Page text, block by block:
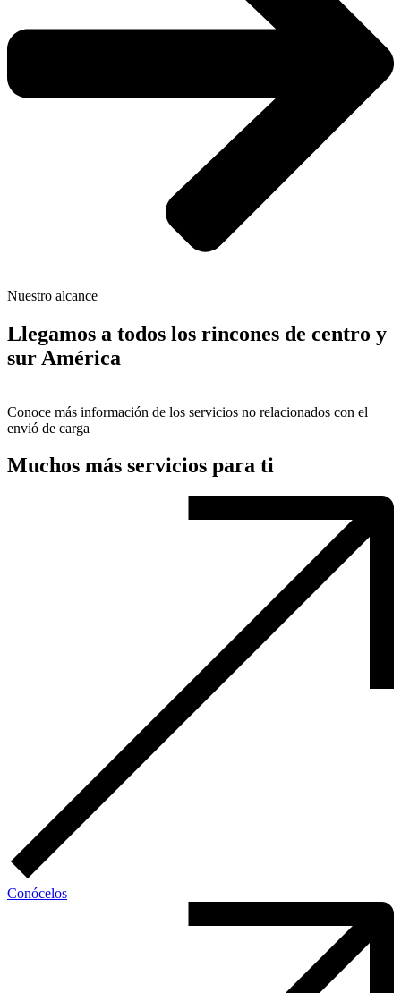
Nuestro alcance
Llegamos a todos los rincones de centro y
sur América
Conoce más información de los servicios no relacionados con el
envió de carga
Muchos más servicios para ti
Conócelos